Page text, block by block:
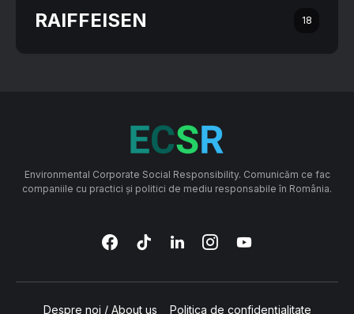
RAIFFEISEN 18
Environmental Corporate Social Responsibility. Comunicăm ce fac
companiile cu practici și politici de mediu responsabile în România.
Despre noi / About us Politica de confidențialitate